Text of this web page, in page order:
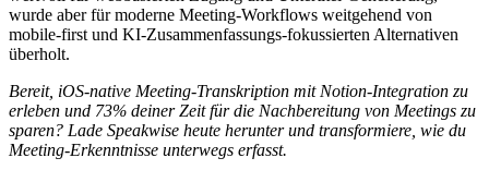
wurde aber für moderne Meeting-Workflows weitgehend von
mobile-first und KI-Zusammenfassungs-fokussierten Alternativen
überholt.
Bereit, iOS-native Meeting-Transkription mit Notion-Integration zu
erleben und 73% deiner Zeit für die Nachbereitung von Meetings zu
sparen? Lade Speakwise heute herunter und transformiere, wie du
Meeting-Erkenntnisse unterwegs erfasst.